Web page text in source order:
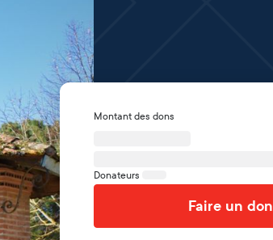
Montant des dons
Donateurs
Faire un don